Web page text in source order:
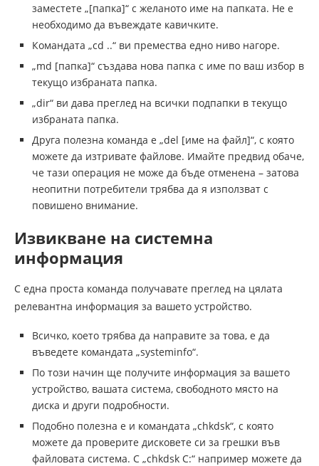
заместете „[папка]“ с желаното име на папката. Не е
необходимо да въвеждате кавичките.
Командата „cd ..“ ви премества едно ниво нагоре.
„md [папка]“ създава нова папка с име по ваш избор в
текущо избраната папка.
„dir“ ви дава преглед на всички подпапки в текущо
избраната папка.
Друга полезна команда е „del [име на файл]“, с която
можете да изтривате файлове. Имайте предвид обаче,
че тази операция не може да бъде отменена – затова
неопитни потребители трябва да я използват с
повишено внимание.
Извикване на системна
информация
С една проста команда получавате преглед на цялата
релевантна информация за вашето устройство.
Всичко, което трябва да направите за това, е да
въведете командата „systeminfo“.
По този начин ще получите информация за вашето
устройство, вашата система, свободното място на
диска и други подробности.
Подобно полезна е и командата „chkdsk“, с която
можете да проверите дисковете си за грешки във
файловата система. С „chkdsk C:“ например можете да